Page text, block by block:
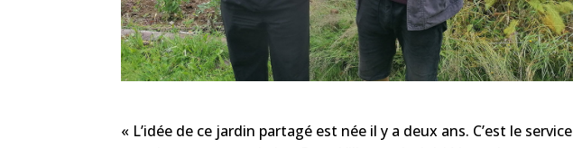
« L’idée de ce jardin partagé est née il y a deux ans. C’est le service